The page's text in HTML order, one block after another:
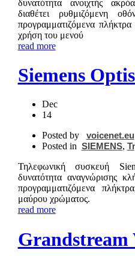
δυνατότητα ανοιχτής
διαθέτει ρυθμιζόμενη
προγραμματιζόμενα
χρήση του μενού
read more
Siemens
Dec
14
Posted by
voicenet.eu
Posted in SIEMENS,
Τηλεφωνική συσκευή
δυνατότητα αναγνώρισης
προγραμματιζόμενα
μαύρου χρώματος.
read more
Grandstream